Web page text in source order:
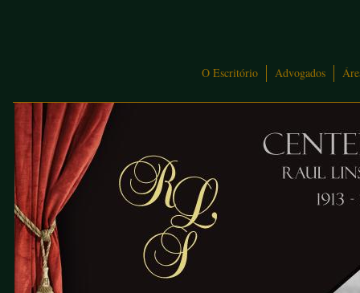
O Escritório Advogados